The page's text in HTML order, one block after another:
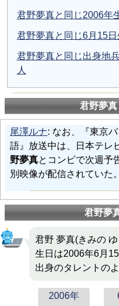
君野夢真と同じ2006年
君野夢真と同じ6月15
君野夢真と同じ出身地
人
君野夢
尾澤ルナ: なお、『東京
語』放送中は、日本テレ
野夢真とコンビで次週予
別映像が配信されていた。
君野夢
君野 夢真(きみの
生日は2006年6月
出身のタレントのよ
2006年